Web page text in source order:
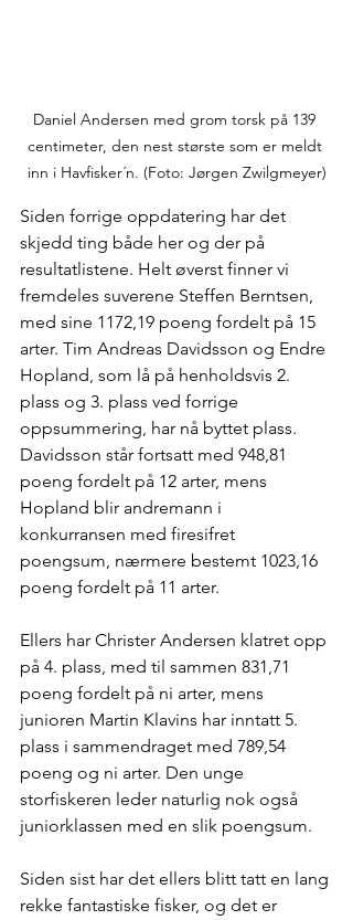
Daniel Andersen med grom torsk på 139
centimeter, den nest største som er meldt
inn i Havfisker´n. (Foto: Jørgen Zwilgmeyer)
Siden forrige oppdatering har det
skjedd ting både her og der på
resultatlistene. Helt øverst finner vi
fremdeles suverene Steffen Berntsen,
med sine 1172,19 poeng fordelt på 15
arter. Tim Andreas Davidsson og Endre
Hopland, som lå på henholdsvis 2.
plass og 3. plass ved forrige
oppsummering, har nå byttet plass.
Davidsson står fortsatt med 948,81
poeng fordelt på 12 arter, mens
Hopland blir andremann i
konkurransen med firesifret
poengsum, nærmere bestemt 1023,16
poeng fordelt på 11 arter.
Ellers har Christer Andersen klatret opp
på 4. plass, med til sammen 831,71
poeng fordelt på ni arter, mens
junioren Martin Klavins har inntatt 5.
plass i sammendraget med 789,54
poeng og ni arter. Den unge
storfiskeren leder naturlig nok også
juniorklassen med en slik poengsum.
Siden sist har det ellers blitt tatt en lang
rekke fantastiske fisker, og det er